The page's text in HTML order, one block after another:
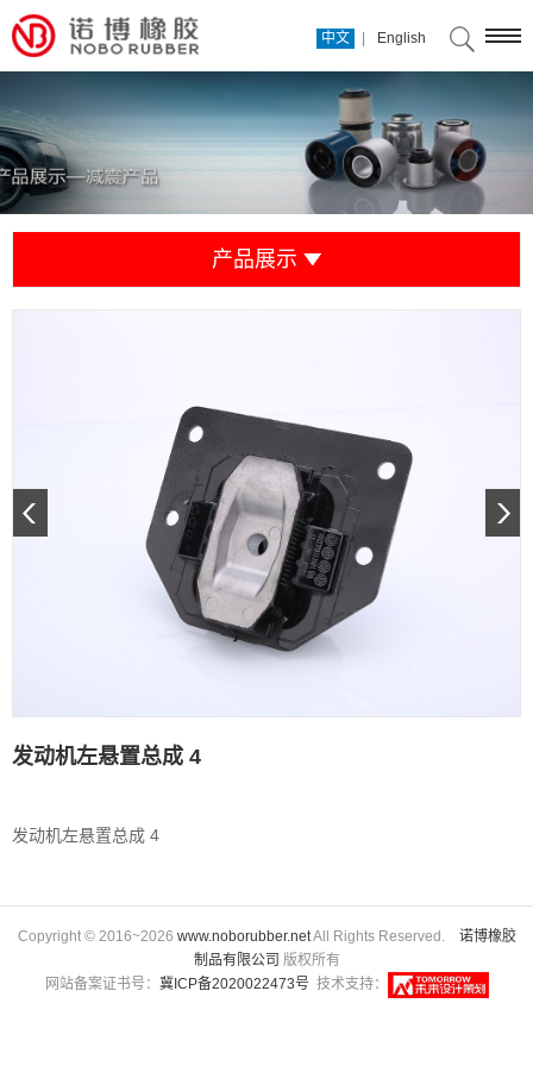
中文 English
产品展示
发动机左悬置总成 4
发动机左悬置总成 4
Copyright © 2016~2026 www.noborubber.netAll Rights Reserved. 诺博橡胶
制品有限公司 版权所有
网站备案证书号： 冀ICP备2020022473号技术支持：